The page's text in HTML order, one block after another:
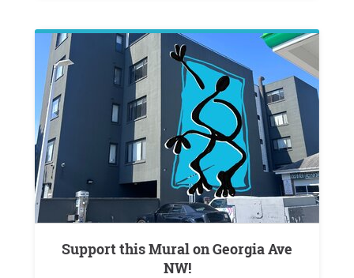
Support this Mural on Georgia Ave
NW!